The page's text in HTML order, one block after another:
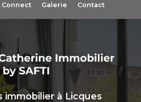
Connect Galerie Contact
immobilier à Licques